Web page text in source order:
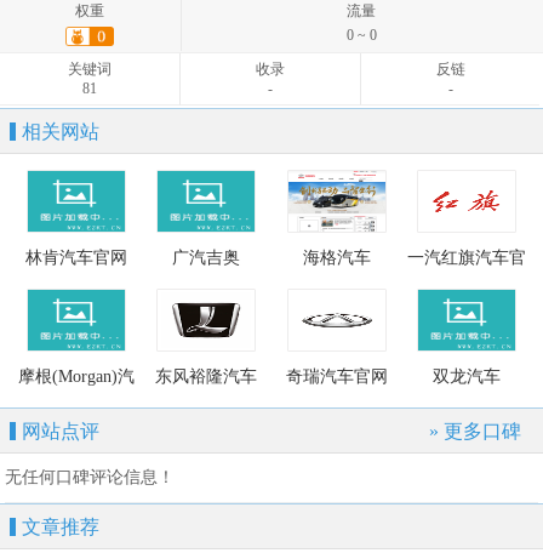
关键词
7
权重
流量
0 ~ 0
关键词
81
收录
-
反链
-
相关网站
林肯汽车官网 广汽吉奥 海格汽车 一汽红旗汽车官
网
摩根(Morgan)汽
车官网
东风裕隆汽车 奇瑞汽车官网 双龙汽车
网站点评 » 更多口碑
无任何口碑评论信息！
文章推荐